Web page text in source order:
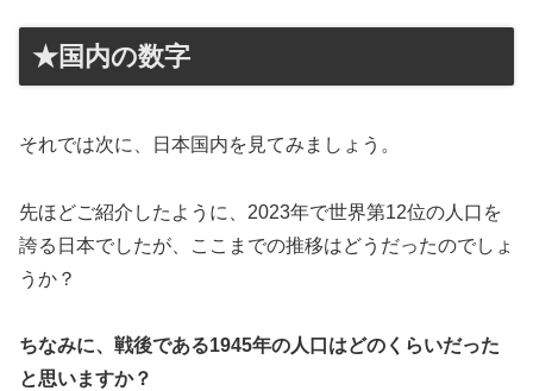
★国内の数字
それでは次に、日本国内を見てみましょう。
先ほどご紹介したように、2023年で世界第12位の人口を
誇る日本でしたが、ここまでの推移はどうだったのでしょ
うか？
ちなみに、戦後である1945年の人口はどのくらいだった
と思いますか？